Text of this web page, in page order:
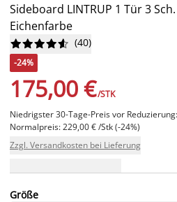
Sideboard LINTRUP 1 Tür 3
Eichenfarbe





 (40)
-24%
175,00 €/STK
Niedrigster 30-Tage-Preis vor
Normalpreis: 229,00 € /Stk (-24%)
Zzgl. Versandkosten bei Lieferung
Größe